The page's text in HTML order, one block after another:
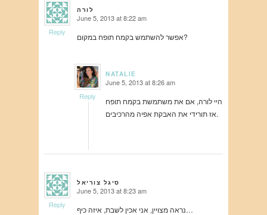
לורה
says: June 5, 2013 at 8:22 am
אפשר להשתמש בקמח תופח במקום? Reply
NATALIE
says: June 5, 2013 at 8:26 am
היי לורה, אם את משתמשת בקמח תופח
אז תורידי את האבקת אפיה מהרכיבים.
Reply
סיגל צוריאל
says: June 5, 2013 at 8:23 am
נראה מצויין, אני אכין לשבת, איזה כיף… Reply